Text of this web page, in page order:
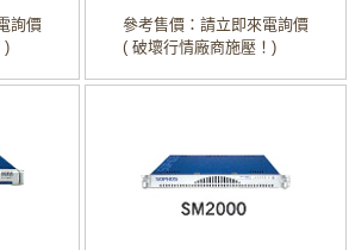
詢價
)
參考售價：請立即來電詢價
( 破壞行情廠商施壓！)